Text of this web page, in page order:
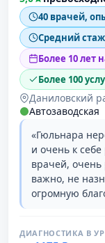
40 врачей,
Средний
Более 10 лет
Более 100
Даниловский
Автозаводская
«Гюльнара
и очень к
врачей, очень
важно, не
огромную
ДИАГНОСТИКА В